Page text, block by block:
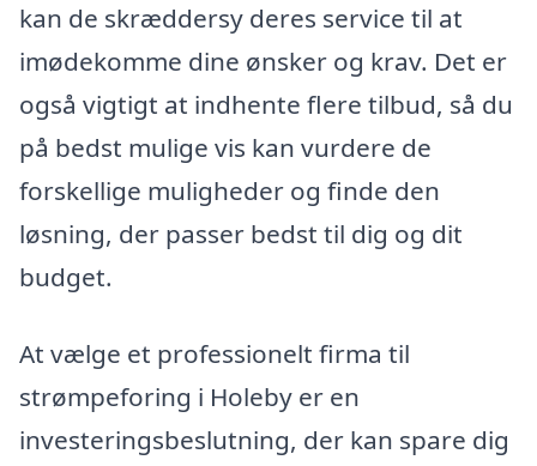
kan de skræddersy deres service til at
imødekomme dine ønsker og krav. Det er
også vigtigt at indhente flere tilbud, så du
på bedst mulige vis kan vurdere de
forskellige muligheder og finde den
løsning, der passer bedst til dig og dit
budget.
At vælge et professionelt firma til
strømpeforing i Holeby er en
investeringsbeslutning, der kan spare dig